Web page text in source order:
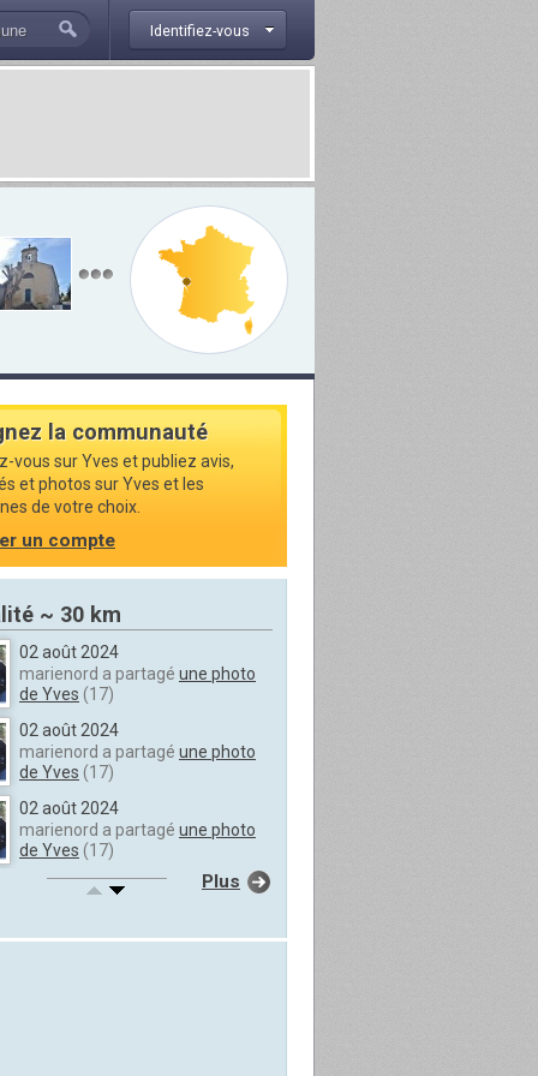
Identifiez-vous
la communauté
vous sur Yves et publiez avis,
et photos sur Yves et les
de votre choix.
un compte
~ 30 km
02 août 2024
marienord a partagé une photo
de Yves (17)
02 août 2024
marienord a partagé une photo
de Yves (17)
02 août 2024
marienord a partagé une photo
de Yves (17)
02 août 2024
Plus